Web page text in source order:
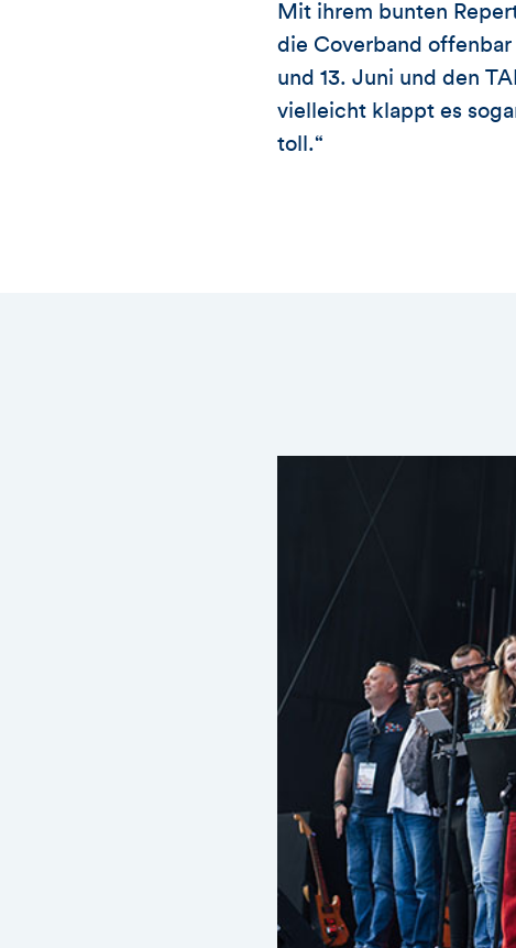
Mit ihrem bunten
die Coverband offenbar
und 13. Juni und den
vielleicht klappt es
toll.“